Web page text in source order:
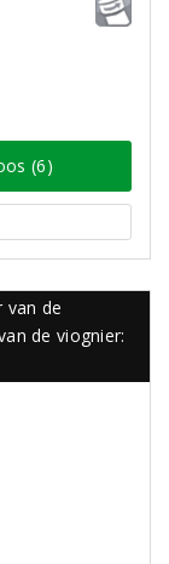
(6)
van de
de viognier: